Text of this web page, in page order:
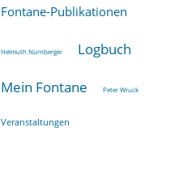
Fontane-Publikationen
Helmuth Nürnberger Logbuch
Mein Fontane Peter Wruck
Veranstaltungen